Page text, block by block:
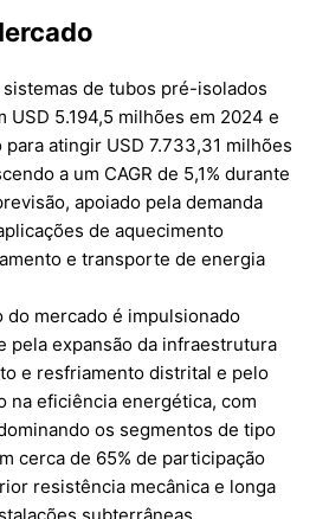
sistemas de tubos pré-isolados
USD 5.194,5 milhões em 2024 e
atingir USD 7.733,31 milhões
a um CAGR de 5,1% durante
apoiado pela demanda
de aquecimento
e transporte de energia
do mercado é impulsionado
pela expansão da infraestrutura
e resfriamento distrital e pelo
na eficiência energética, com
os segmentos de tipo
cerca de 65% de participação
resistência mecânica e longa